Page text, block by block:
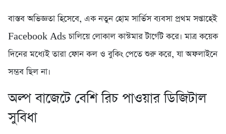
বাস্তব অভিজ্ঞতা হিসেবে, এক নতুন হোম সার্ভিস ব্যবসা প্রথম সপ্তাহেই
Facebook Ads চালিয়ে লোকাল কাস্টমার টার্গেট করে। মাত্র কয়েক
দিনের মধ্যেই তারা ফোন কল ও বুকিং পেতে শুরু করে, যা অফলাইনে
সম্ভব ছিল না।
অল্প বাজেটে বেশি রিচ পাওয়ার ডিজিটাল
সুবিধা